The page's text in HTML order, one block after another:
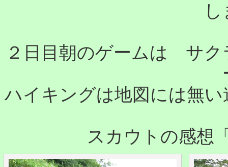
２日目朝のゲームは サク
ハイキングは地図には無
スカウトの感想